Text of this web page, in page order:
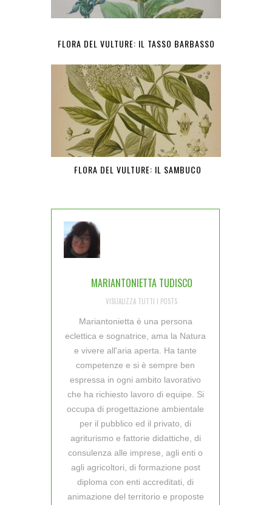
FLORA DEL VULTURE: IL TASSO BARBASSO
FLORA DEL VULTURE: IL SAMBUCO
MARIANTONIETTA TUDISCO
VISUALIZZA TUTTI I POSTS
Mariantonietta è una persona
eclettica e sognatrice, ama la Natura
e vivere all'aria aperta. Ha tante
competenze e si è sempre ben
espressa in ogni ambito lavorativo
che ha richiesto lavoro di equipe. Si
occupa di progettazione ambientale
per il pubblico ed il privato, di
agriturismo e fattorie didattiche, di
consulenza alle imprese, agli enti o
agli agricoltori, di formazione post
diploma con enti accreditati, di
animazione del territorio e proposte